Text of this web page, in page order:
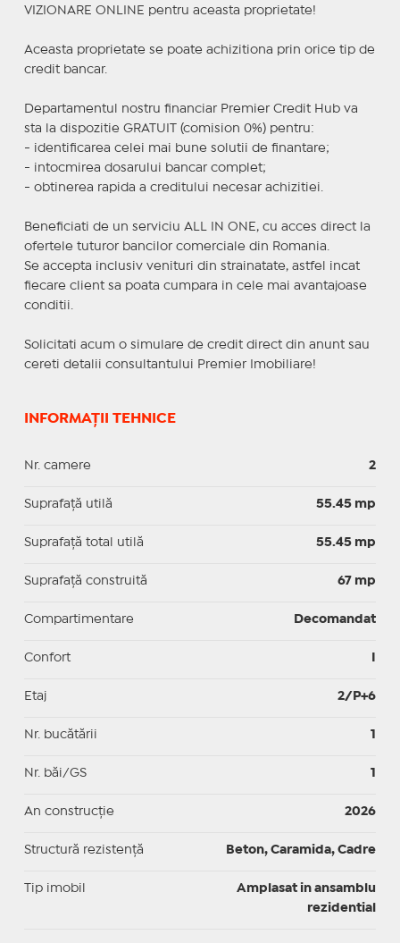
VIZIONARE ONLINE pentru aceasta proprietate!
Aceasta proprietate se poate achizitiona prin orice tip de
credit bancar.
Departamentul nostru financiar Premier Credit Hub va
sta la dispozitie GRATUIT (comision 0%) pentru:
- identificarea celei mai bune solutii de finantare;
- intocmirea dosarului bancar complet;
- obtinerea rapida a creditului necesar achizitiei.
Beneficiati de un serviciu ALL IN ONE, cu acces direct la
ofertele tuturor bancilor comerciale din Romania.
Se accepta inclusiv venituri din strainatate, astfel incat
fiecare client sa poata cumpara in cele mai avantajoase
conditii.
Solicitati acum o simulare de credit direct din anunt sau
cereti detalii consultantului Premier Imobiliare!
INFORMAȚII TEHNICE
Nr. camere 2
Suprafaţă utilă 55.45 mp
Suprafaţă total utilă 55.45 mp
Suprafaţă construită 67 mp
Compartimentare Decomandat
Confort
Etaj 2/P+6
Nr. bucătării 1
Nr. băi/GS 1
An construcție 2026
Structură rezistență Beton, Caramida, Cadre
Tip imobil
Amplasat in ansamblu
rezidential